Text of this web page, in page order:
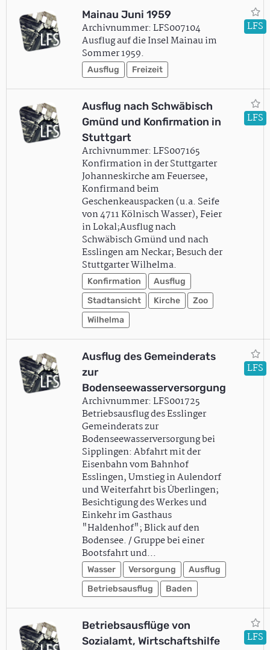
Mainau Juni 1959
Archivnummer: LFS007104
Ausflug auf die Insel Mainau im
Sommer 1959.
Ausflug Freizeit
LFS
Ausflug nach Schwäbisch
Gmünd und Konfirmation in
Stuttgart
Archivnummer: LFS007165
Konfirmation in der Stuttgarter
Johanneskirche am Feuersee,
Konfirmand beim
Geschenkeauspacken (u.a. Seife
von 4711 Kölnisch Wasser), Feier
in Lokal;Ausflug nach
Schwäbisch Gmünd und nach
Esslingen am Neckar; Besuch der
Stuttgarter Wilhelma.
Konfirmation
Ausflug
Stadtansicht
Kirche
Zoo
Wilhelma
LFS
Ausflug des Gemeinderats
zur
Bodenseewasserversorgung
Archivnummer: LFS001725
Betriebsausflug des Esslinger
Gemeinderats zur
Bodenseewasserversorgung bei
Sipplingen: Abfahrt mit der
Eisenbahn vom Bahnhof
Esslingen, Umstieg in Aulendorf
und Weiterfahrt bis Überlingen;
Besichtigung des Werkes und
Einkehr im Gasthaus
"Haldenhof"; Blick auf den
Bodensee. / Gruppe bei einer
Bootsfahrt und…
Wasser Versorgung
Ausflug
Betriebsausflug
Baden
LFS
Betriebsausflüge von
Sozialamt, Wirtschaftshilfe
LFS